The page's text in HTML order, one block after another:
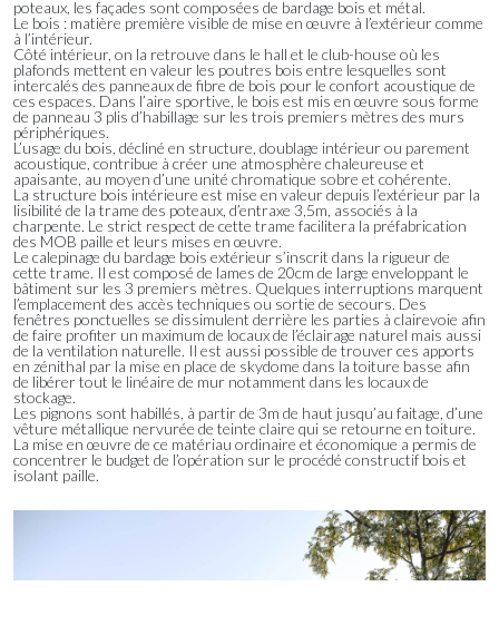
poteaux, les façades sont composées de bardage bois et métal.
Le bois : matière première visible de mise en œuvre à l’extérieur comme
à l’intérieur.
Côté intérieur, on la retrouve dans le hall et le club-house où les
plafonds mettent en valeur les poutres bois entre lesquelles sont
intercalés des panneaux de fibre de bois pour le confort acoustique de
ces espaces. Dans l’aire sportive, le bois est mis en œuvre sous forme
de panneau 3 plis d’habillage sur les trois premiers mètres des murs
périphériques.
L’usage du bois, décliné en structure, doublage intérieur ou parement
acoustique, contribue à créer une atmosphère chaleureuse et
apaisante, au moyen d’une unité chromatique sobre et cohérente.
La structure bois intérieure est mise en valeur depuis l’extérieur par la
lisibilité de la trame des poteaux, d’entraxe 3,5m, associés à la
charpente. Le strict respect de cette trame facilitera la préfabrication
des MOB paille et leurs mises en œuvre.
Le calepinage du bardage bois extérieur s’inscrit dans la rigueur de
cette trame. Il est composé de lames de 20cm de large enveloppant le
bâtiment sur les 3 premiers mètres. Quelques interruptions marquent
l’emplacement des accès techniques ou sortie de secours. Des
fenêtres ponctuelles se dissimulent derrière les parties à clairevoie afin
de faire profiter un maximum de locaux de l’éclairage naturel mais aussi
de la ventilation naturelle. Il est aussi possible de trouver ces apports
en zénithal par la mise en place de skydome dans la toiture basse afin
de libérer tout le linéaire de mur notamment dans les locaux de
stockage.
Les pignons sont habillés, à partir de 3m de haut jusqu’au faitage, d’une
vêture métallique nervurée de teinte claire qui se retourne en toiture.
La mise en œuvre de ce matériau ordinaire et économique a permis de
concentrer le budget de l’opération sur le procédé constructif bois et
isolant paille.